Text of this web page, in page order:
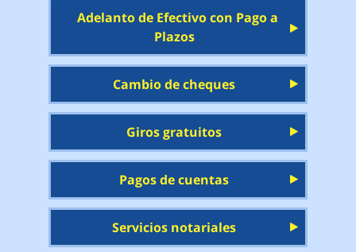
Adelanto de Efectivo con Pago a
Plazos
Cambio de cheques
Giros gratuitos
Pagos de cuentas
Servicios notariales